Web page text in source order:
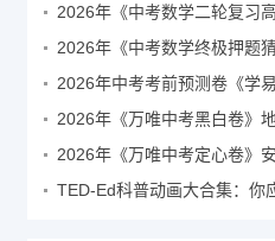
2026年《中考数学终极押题
2026年《万唯中考黑白卷》
2026年《万唯中考定心卷》